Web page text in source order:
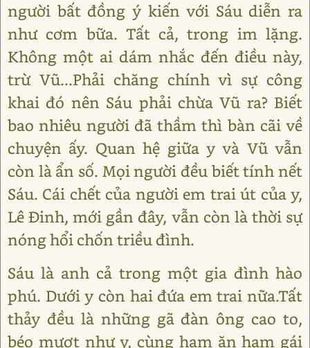
người bất đồng ý kiến với Sáu diễn ra
như cơm bữa. Tất cả, trong im lặng.
Không một ai dám nhắc đến điều này,
trừ Vũ...Phải chăng chính vì sự công
khai đó nên Sáu phải chừa Vũ ra? Biết
bao nhiêu người đã thầm thì bàn cãi về
chuyện ấy. Quan hệ giữa y và Vũ vẫn
còn là ẩn số. Mọi người đều biết tính nết
Sáu. Cái chết của người em trai út của y,
Lê Đinh, mới gần đây, vẫn còn là thời sự
nóng hổi chốn triều đình.
Sáu là anh cả trong một gia đình hào
phú. Dưới y còn hai đứa em trai nữa.Tất
thảy đều là những gã đàn ông cao to,
béo mượt như y, cùng ham ăn ham gái